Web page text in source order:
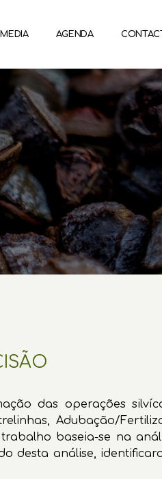
MEDIA AGENDA
das operações
Adubação/
baseia-se na
desta análise,